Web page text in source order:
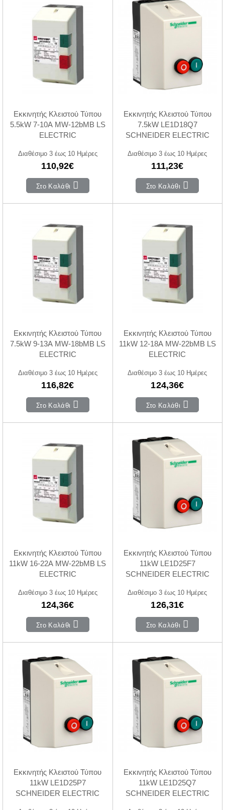
Εκκινητής Κλειστού Τύπου
5.5kW 7-10A MW-12bMB LS
ELECTRIC
Διαθέσιμο 3 έως 10 Ημέρες
110,92€
Στο Καλάθι
Εκκινητής Κλειστού Τύπου
7.5kW LE1D18Q7
SCHNEIDER ELECTRIC
Διαθέσιμο 3 έως 10 Ημέρες
111,23€
Στο Καλάθι
Εκκινητής Κλειστού Τύπου
7.5kW 9-13A MW-18bMB LS
ELECTRIC
Διαθέσιμο 3 έως 10 Ημέρες
116,82€
Στο Καλάθι
Εκκινητής Κλειστού Τύπου
11kW 12-18A MW-22bMB LS
ELECTRIC
Διαθέσιμο 3 έως 10 Ημέρες
124,36€
Στο Καλάθι
Εκκινητής Κλειστού Τύπου
11kW 16-22A MW-22bMB LS
ELECTRIC
Διαθέσιμο 3 έως 10 Ημέρες
124,36€
Στο Καλάθι
Εκκινητής Κλειστού Τύπου
11kW LE1D25F7
SCHNEIDER ELECTRIC
Διαθέσιμο 3 έως 10 Ημέρες
126,31€
Στο Καλάθι
Εκκινητής Κλειστού Τύπου
11kW LE1D25P7
SCHNEIDER ELECTRIC
Εκκινητής Κλειστού Τύπου
11kW LE1D25Q7
SCHNEIDER ELECTRIC